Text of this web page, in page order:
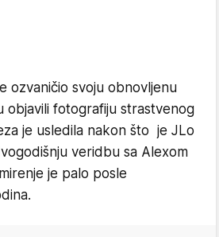
ozvaničio svoju obnovljenu
objavili fotografiju strastvenog
je usledila nakon što je JLo
veridbu sa Alexom
je palo posle